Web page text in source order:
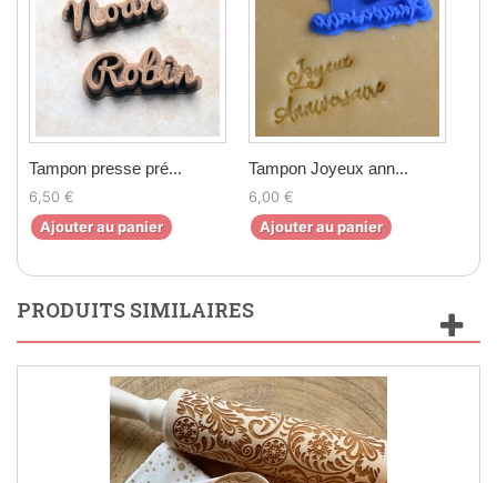
Tampon presse pré...
6,50 €
Ajouter au panier
Tampon Joyeux ann...
6,00 €
Ajouter au panier
PRODUITS SIMILAIRES